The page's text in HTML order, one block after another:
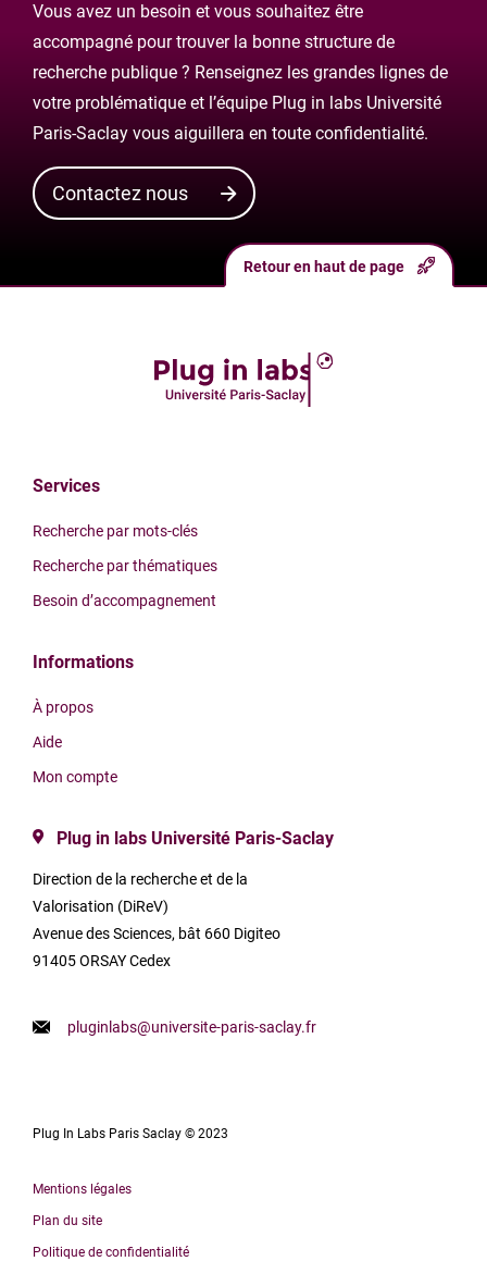
Vous avez un besoin et vous souhaitez être
accompagné pour trouver la bonne structure de
recherche publique ? Renseignez les grandes lignes de
votre problématique et l’équipe Plug in labs Université
Paris-Saclay vous aiguillera en toute confidentialité.
Contactez nous
Services
Recherche par mots-clés
Recherche par thématiques
Besoin d’accompagnement
Informations
À propos
Aide
Mon compte
Plug in labs Université Paris-Saclay
Direction de la recherche et de la
Valorisation (DiReV)
Avenue des Sciences, bât 660 Digiteo
91405 ORSAY Cedex
pluginlabs@universite-paris-saclay.fr
Plug In Labs Paris Saclay © 2023
Mentions légales
Plan du site
Politique de confidentialité
Retour en haut de page